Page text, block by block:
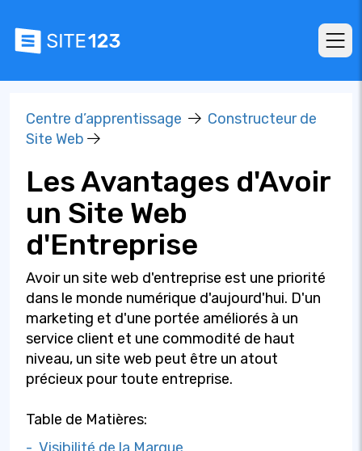
Centre d’apprentissage
Constructeur de
Site Web
Les Avantages d'Avoir
un Site Web
d'Entreprise
Avoir un site web d'entreprise est une priorité
dans le monde numérique d'aujourd'hui. D'un
marketing et d'une portée améliorés à un
service client et une commodité de haut
niveau, un site web peut être un atout
précieux pour toute entreprise.
Table de Matières: